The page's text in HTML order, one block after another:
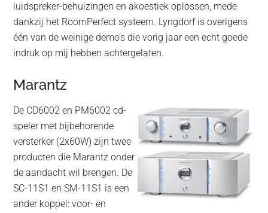
luidspreker-behuizingen en akoestiek oplossen, mede
dankzij het RoomPerfect systeem. Lyngdorf is overigens
één van de weinige demo’s die vorig jaar een echt goede
indruk op mij hebben achtergelaten.
Marantz
De CD6002 en PM6002 cd-
speler met bijbehorende
versterker (2x60W) zijn twee
producten die Marantz onder
de aandacht wil brengen. De
SC-11S1 en SM-11S1 is een
ander koppel: voor- en